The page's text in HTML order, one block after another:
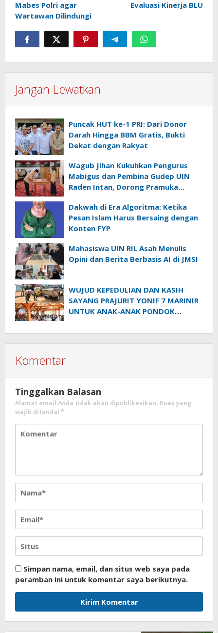
Mabes Polri agar
Wartawan Dilindungi
Evaluasi Kinerja BLU
Jangan Lewatkan
Puncak HUT ke-1 PRI: Dari Donor
Darah Hingga BBM Gratis, Bukti
Dekat dengan Rakyat
Wagub Jihan Kukuhkan Pengurus
Mabigus dan Pembina Gudep UIN
Raden Intan, Dorong Pramuka
Dakwah di Era Algoritma: Ketika
Pesan Islam Harus Bersaing dengan
Konten FYP
Mahasiswa UIN RIL Asah Menulis
Opini dan Berita Berbasis AI di JMSI
WUJUD KEPEDULIAN DAN KASIH
SAYANG PRAJURIT YONIF 7 MARINIR
UNTUK ANAK-ANAK PONDOK
Komentar
Tinggalkan Balasan
Alamat email Anda tidak akan dipublikasikan. Ruas yang
wajib ditandai *
Simpan nama, email, dan situs web saya pada
peramban ini untuk komentar saya berikutnya.